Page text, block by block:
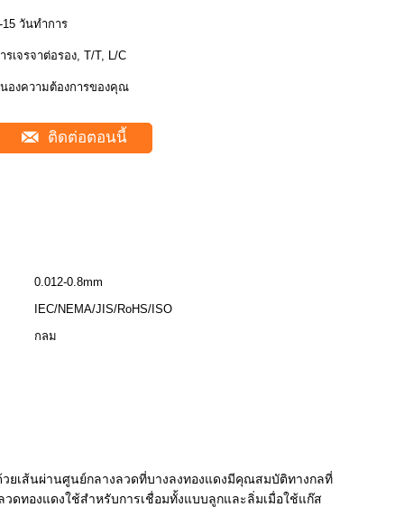
15 วันทำการ
รเจรจาต่อรอง, T/T, L/C
องความต้องการของคุณ
ติดต่อตอนนี้
0.012-0.8mm
IEC/NEMA/JIS/RoHS/ISO
กลม
ยเส้นผ่านศูนย์กลางลวดที่บางลงทองแดงมีคุณสมบัติทางกลที่
ดทองแดงใช้สำหรับการเชื่อมทั้งแบบลูกและลิ่มเมื่อใช้แก๊ส